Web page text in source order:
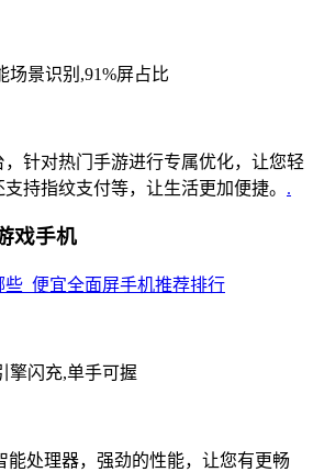
场景识别,91%屏占比
针对热门手游进行专属优化，让您轻
持指纹支付等，让生活更加便捷。 .
戏手机
擎闪充,单手可握
能处理器，强劲的性能，让您有更畅